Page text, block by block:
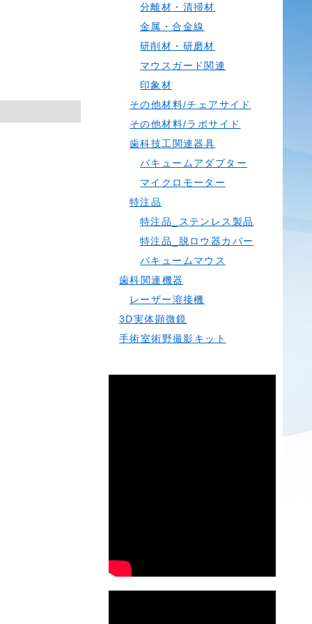
分離材・清掃材
金属・合金線
研削材・研磨材
マウスガード関連
印象材
その他材料/チェアサイド
その他材料/ラボサイド
歯科技工関連器具
バキュームアダプター
マイクロモーター
特注品
特注品_ステンレス製品
特注品_脱ロウ器カバー
バキュームマウス
歯科関連機器
レーザー溶接機
3D実体顕微鏡
手術室術野撮影キット